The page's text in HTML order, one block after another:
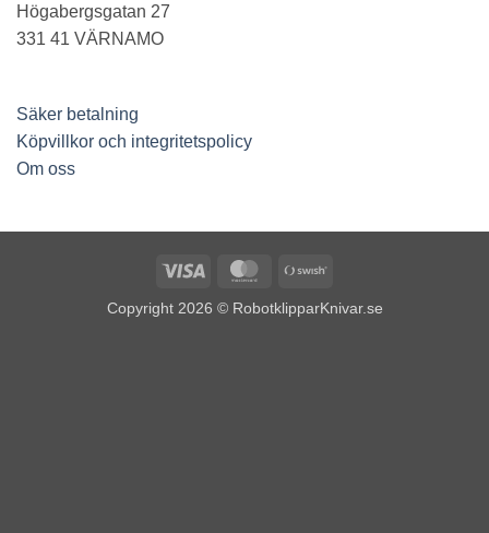
Högabergsgatan 27
331 41 VÄRNAMO
Säker betalning
Köpvillkor och integritetspolicy
Om oss
Visa MasterCard
Copyright 2026 © RobotklipparKnivar.se